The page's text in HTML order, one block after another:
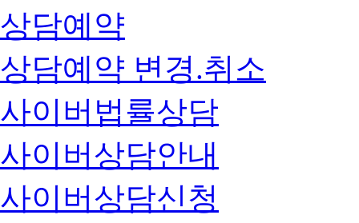
상담예약
상담예약 변경.취소
사이버법률상담
사이버상담안내
사이버상담신청